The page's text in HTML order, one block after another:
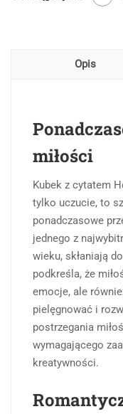
sztuka.
Balzac
Opis
miłości
Kubek z cytatem
tylko uczucie, to
ponadczasowe
jednego z
wieku, skłaniają
podkreśla, że
emocje, ale
pielęgnować i
postrzegania
wymagającego
kreatywności.